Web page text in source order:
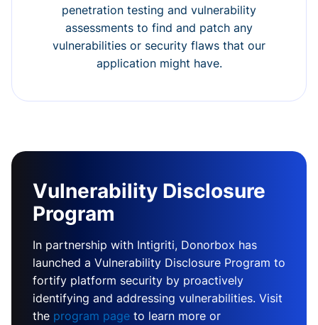
penetration testing and vulnerability
assessments to find and patch any
vulnerabilities or security flaws that our
application might have.
Vulnerability Disclosure
Program
In partnership with Intigriti, Donorbox has
launched a Vulnerability Disclosure Program to
fortify platform security by proactively
identifying and addressing vulnerabilities. Visit
the program page to learn more or